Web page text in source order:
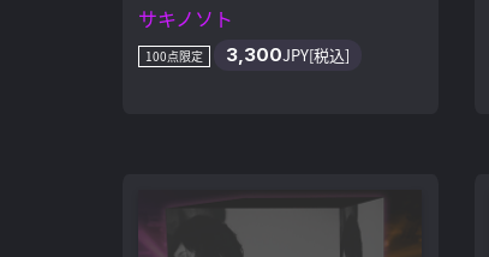
サキノソト
100点限定 3,300JPY[税込]